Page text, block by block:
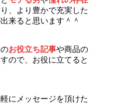
、より豊かで充実した
来ると思います＾＾
お役立ち記事や商品の
ので、お役に立てると
にメッセージを頂けた